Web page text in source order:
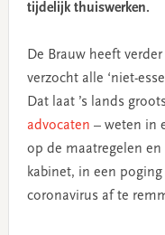
tijdelijk thuiswerken.
De Brauw heeft
verzocht alle ‘niet-
Dat laat ’s lands
advocaten – weten in
op de maatregelen
kabinet, in een
coronavirus af te